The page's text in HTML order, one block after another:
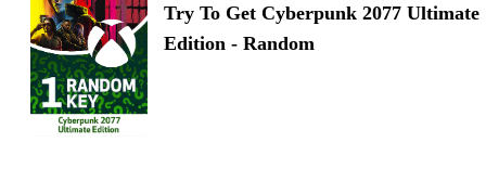
Try To Get Cyberpunk 2077 Ultimate
Edition - Random